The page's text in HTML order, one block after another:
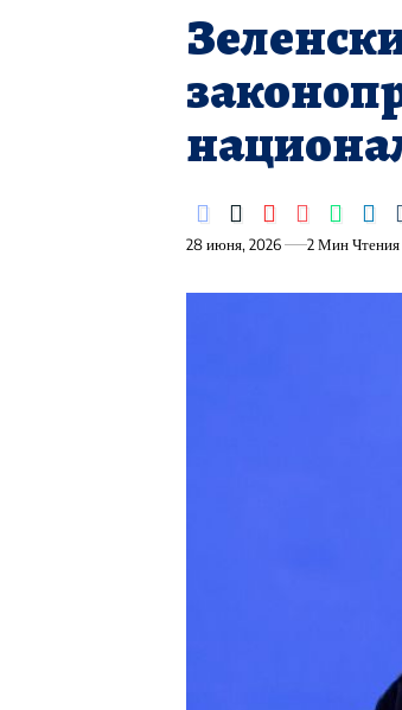
28 июня, 2026 2 Мин Чтения